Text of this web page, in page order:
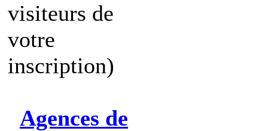
visiteurs de
votre
inscription)
Agences de